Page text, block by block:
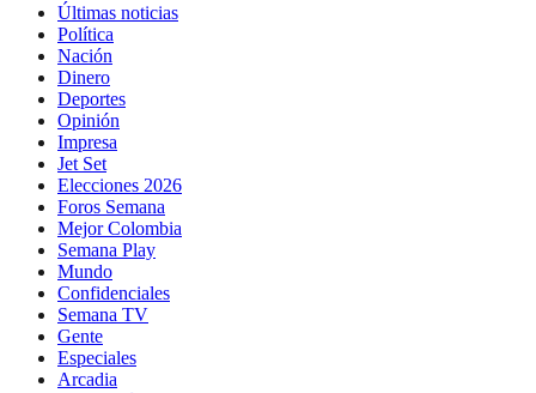
Últimas noticias
Política
Nación
Dinero
Deportes
Opinión
Impresa
Jet Set
Elecciones 2026
Foros Semana
Mejor Colombia
Semana Play
Mundo
Confidenciales
Semana TV
Gente
Especiales
Arcadia